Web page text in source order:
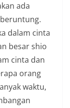
ada
dalam cinta
besar shio
cinta dan
orang
waktu,